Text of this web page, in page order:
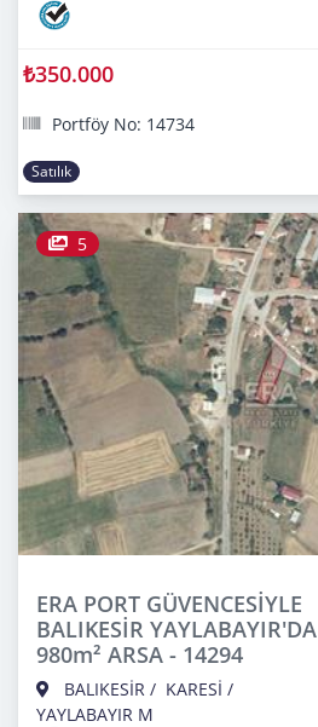
₺350.000
Portföy No: 14734
Satılık
5
ERA PORT GÜVENCESİYLE
BALIKESİR YAYLABAYIR'DA
980m² ARSA - 14294
BALIKESİR / KARESİ /
YAYLABAYIR M